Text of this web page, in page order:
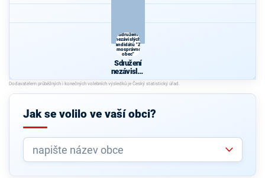
Sdružení
nezávislých
kandidátů "Za
samosprávnou
obec"
Sdružení
nezávislýc
h
kandidátů
"Za
vnou obec"
Jak se volilo ve vaší obci?